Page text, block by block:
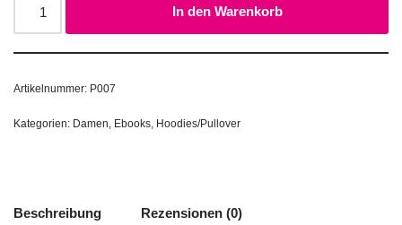
In den Warenkorb
Artikelnummer: P007
Kategorien: Damen, Ebooks, Hoodies/Pullover
Beschreibung Rezensionen (0)